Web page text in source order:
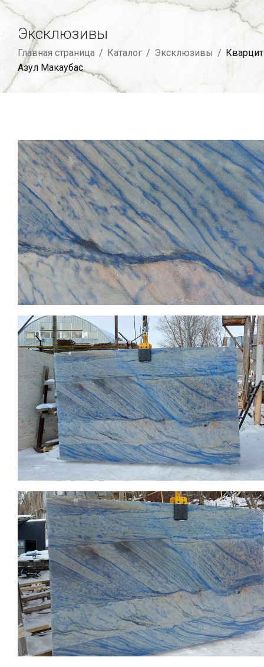
Эксклюзивы
Главная страница / Каталог / Эксклюзивы / Кварцит
Азул Макаубас